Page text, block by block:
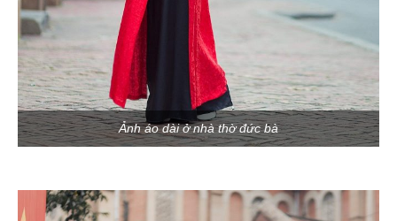
Ảnh áo dài ở nhà thờ đức bà